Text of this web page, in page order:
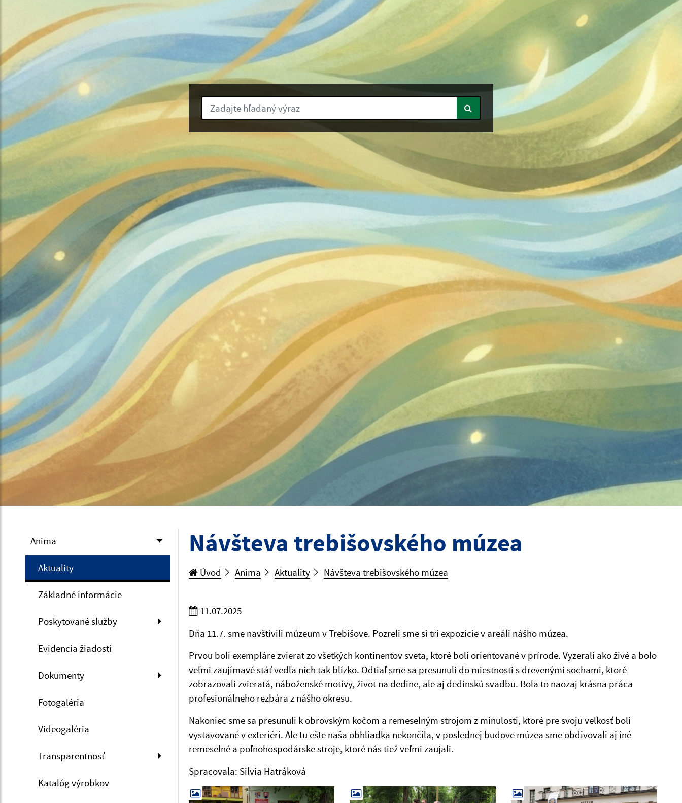
Zadajte hľadaný výraz
Anima
Aktuality
Základné informácie
Poskytované služby
Evidencia žiadostí
Dokumenty
Fotogaléria
Videogaléria
Transparentnosť
Katalóg výrobkov
Návšteva trebišovského múzea
Úvod Anima Aktuality Návšteva trebišovského múzea
11.07.2025
Dňa 11.7. sme navštívili múzeum v Trebišove. Pozreli sme si tri expozície v areáli nášho múzea.
Prvou boli exempláre zvierat zo všetkých kontinentov sveta, ktoré boli orientované v prírode. Vyzerali ako živé a bolo
veľmi zaujímavé stáť vedľa nich tak blízko. Odtiaľ sme sa presunuli do miestnosti s drevenými sochami, ktoré
zobrazovali zvieratá, náboženské motívy, život na dedine, ale aj dedinskú svadbu. Bola to naozaj krásna práca
profesionálneho rezbára z nášho okresu.
Nakoniec sme sa presunuli k obrovským kočom a remeselným strojom z minulosti, ktoré pre svoju veľkosť boli
vystavované v exteriéri. Ale tu ešte naša obhliadka nekončila, v poslednej budove múzea sme obdivovali aj iné
remeselné a poľnohospodárske stroje, ktoré nás tiež veľmi zaujali.
Spracovala: Silvia Hatráková